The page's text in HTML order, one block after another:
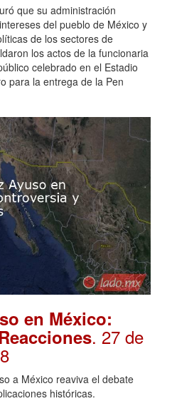
que su administración
del pueblo de México y
de los sectores de
los actos de la funcionaria
celebrado en el Estadio
para la entrega de la Pen
en México:
. 27 de
a México reaviva el debate
históricas.